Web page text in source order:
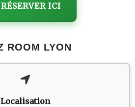
ICI
ROOM LYON
Localisation